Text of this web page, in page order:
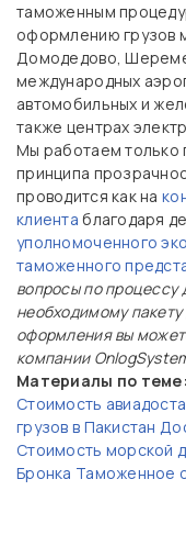
таможенным
оформлению грузов
Домодедово,
международных
автомобильных и
также центрах
Мы работаем только
принципа
проводится как на
клиента благодаря
уполномоченного
таможенного
вопросы по процессу
необходимому
оформления вы
компании
Материалы по теме:
Стоимость
грузов в Пакистан
Стоимость морской
Бронка Таможенное